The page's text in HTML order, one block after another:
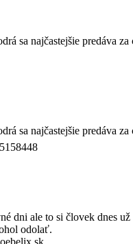
sa najčastejšie predáva
sa najčastejšie predáva
dni ale to si človek dnes už
odolať.